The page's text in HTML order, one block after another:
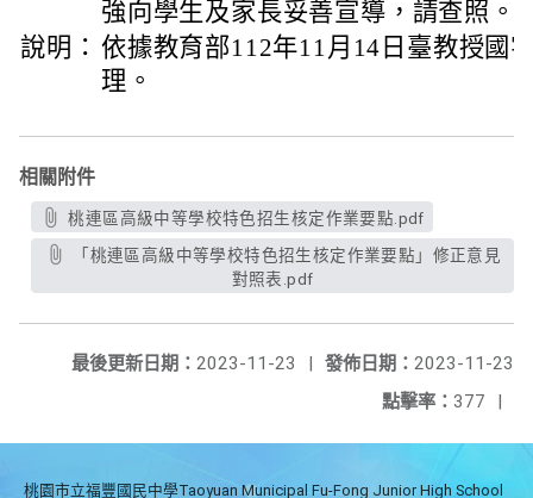
強向學生及家長妥善宣導，請查照。
說明： 依據教育部112年11月14日臺教授國
理。
相關附件
桃連區高級中等學校特色招生核定作業要點.pdf
對照表.pdf
發佈日期： 2023-11-23
最後更新日期： 2023-11-23
|
點擊率： 377 |
桃園市立福豐國民中學Taoyuan Municipal Fu-Fong Junior High School